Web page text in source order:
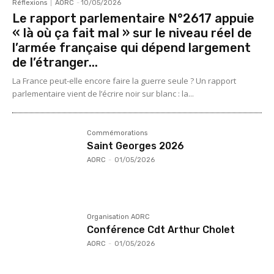
Réflexions AORC - 10/05/2026
Le rapport parlementaire N°2617 appuie
« là où ça fait mal » sur le niveau réel de
l’armée française qui dépend largement
de l’étranger...
La France peut-elle encore faire la guerre seule ? Un rapport
parlementaire vient de l’écrire noir sur blanc : la...
Commémorations
Saint Georges 2026
AORC - 01/05/2026
Organisation AORC
Conférence Cdt Arthur Cholet
AORC - 01/05/2026